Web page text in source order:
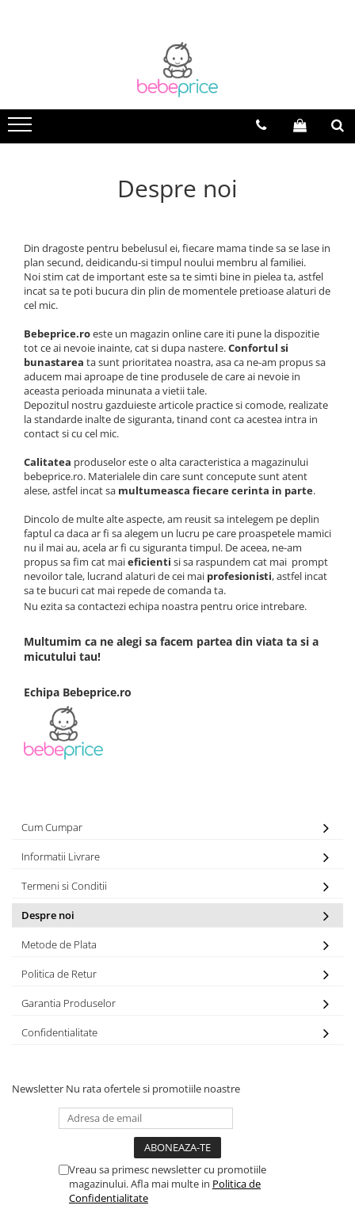
Centuri abdominale postnatale
Lenjerie modelatoare
Sutiene pentru alaptare
Costume de baie
Seturi maternitate nou nascut
hranire
Articole siguranta bebe
Activitati in aer liber & Vacanta
Lichidari de stoc
Despre noi
Din dragoste pentru bebelusul ei, fiecare mama tinde sa se lase in
plan secund, deidicandu-si timpul noului membru al familiei.
Noi stim cat de important este sa te simti bine in pielea ta, astfel
incat sa te poti bucura din plin de momentele pretioase alaturi de
cel mic.
Bebeprice.roeste un magazin online care iti pune la dispozitie
tot ce ai nevoie inainte, cat si dupa nastere.Confortul si
bunastarea ta sunt prioritatea noastra, asa ca ne-am propus sa
aducem mai aproape de tine produsele de care ai nevoie in
aceasta perioada minunata a vietii tale.
Depozitul nostru gazduieste articole practice si comode, realizate
la standarde inalte de siguranta, tinand cont ca acestea intra in
contact si cu cel mic.
Calitatea produselor este o alta caracteristica a magazinului
bebeprice.ro. Materialele din care sunt concepute sunt atent
alese, astfel incat sa multumeasca fiecare cerinta in parte.
Dincolo de multe alte aspecte, am reusit sa intelegem pe deplin
faptul ca daca ar fi sa alegem un lucru pe care proaspetele mamici
nu il mai au, acela ar fi cu siguranta timpul. De aceea, ne-am
propus sa fim cat maieficienti si sa raspundem cat mai prompt
nevoilor tale, lucrand alaturi de cei mai profesionisti, astfel incat
sa te bucuri cat mai repede de comanda ta.
Nu ezita sa contactezi echipa noastra pentru orice intrebare.
Multumim ca ne alegi sa facem partea din viata ta si a
micutului tau!
Echipa Bebeprice.ro
Cum Cumpar
Informatii Livrare
Termeni si Conditii
Despre noi
Metode de Plata
Politica de Retur
Garantia Produselor
Confidentialitate
Newsletter Nu rata ofertele si promotiile noastre
Vreau sa primesc newsletter cu promotiile
magazinului. Afla mai multe in Politica de
Confidentialitate